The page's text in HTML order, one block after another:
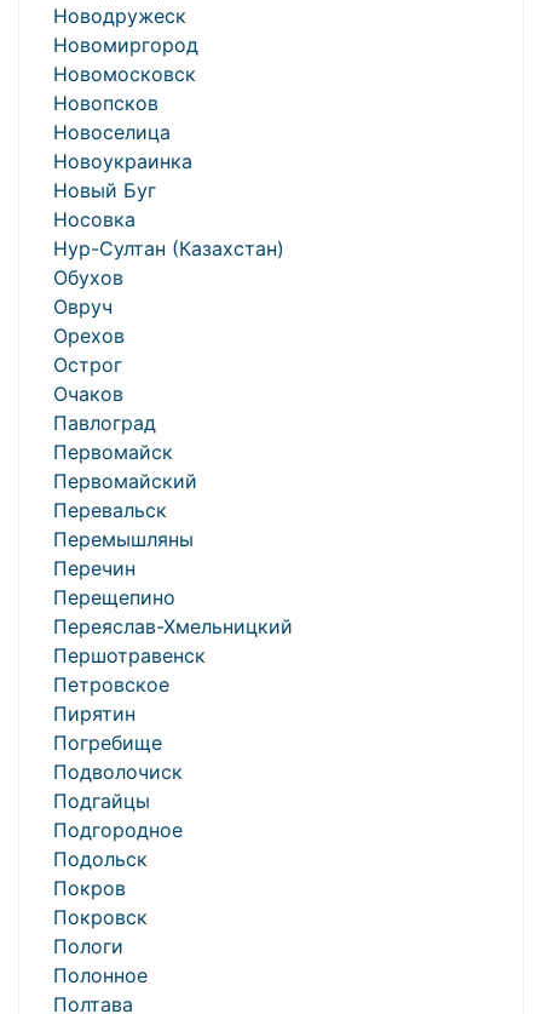
Новодружеск
Новомиргород
Новомосковск
Новопсков
Новоселица
Новоукраинка
Новый Буг
Носовка
Нур-Султан (Казахстан)
Обухов
Овруч
Орехов
Острог
Очаков
Павлоград
Первомайск
Первомайский
Перевальск
Перемышляны
Перечин
Перещепино
Переяслав-Хмельницкий
Першотравенск
Петровское
Пирятин
Погребище
Подволочиск
Подгайцы
Подгородное
Подольск
Покров
Покровск
Пологи
Полонное
Полтава